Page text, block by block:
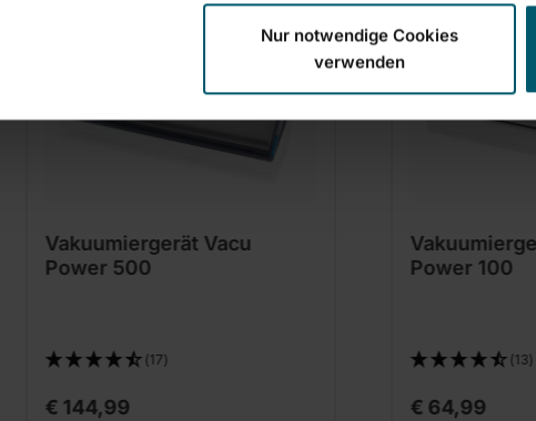
Nur notwendige Cookies
verwenden
Vakuumiergerät Vacu
Power 500
(17)
€ 144,99
Power 100
(13)
€ 64,99